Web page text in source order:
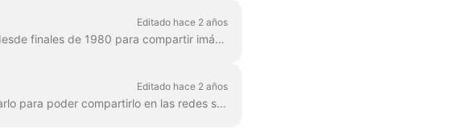
Editado hace 2 años
GIF (formato de intercambio de gráficos) es un formato popular utilizado desde finales de 1980 para compartir imágenes y animaciones cortas. Los GIF sólo pueden almacenar 256 colores, ...
Editado hace 2 años
Una vez que hayas creado un vídeo en Wave.video, tendrás que renderizarlo para poder compartirlo en las redes sociales o descargarlo directamente a tu compu...